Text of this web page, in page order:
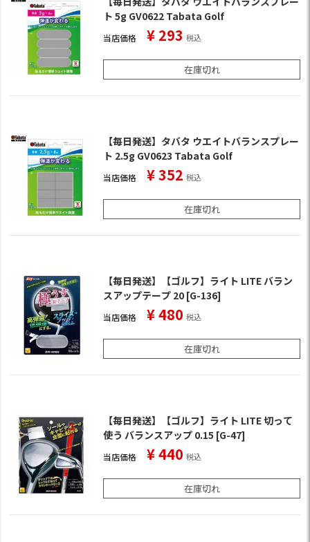
ト 5g GV0622 Tabata Golf
当店価格 ¥ 293 税込
在庫切れ
【毎日発送】タバタ ウエイトバランスプレー
ト 2.5g GV0623 Tabata Golf
当店価格 ¥352 税込
在庫切れ
【毎日発送】【ゴルフ】ライト LITE バラン
スアップテープ 20 [G-136]
当店価格 ¥480 税込
在庫切れ
【毎日発送】【ゴルフ】ライト LITE 切って
使う バランスアップ 0.15 [G-47]
当店価格 ¥440 税込
在庫切れ